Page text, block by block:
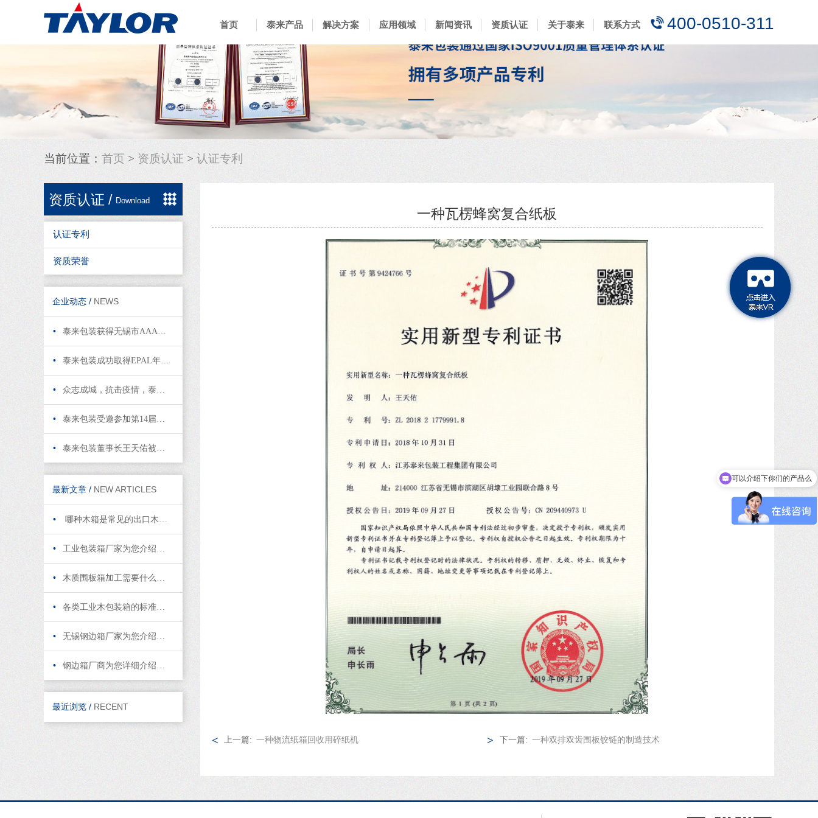
400-0510-311
首页 泰来产品 解决方案 应用领域 新闻资讯 资质认证 关于泰来 联系方式
当前位置： 首页> 资质认证 > 认证专利
资质认证 / Download
认证专利
资质荣誉
企业动态 / NEWS
• 泰来包装获得无锡市AAA级重合同守信用企业称号
• 泰来包装成功取得EPAL年度执照
• 众志成城，抗击疫情，泰来在行动！
• 泰来包装受邀参加第14届中国托盘国际会议
• 泰来包装董事长王天佑被任命为市工商联（总商会）执委（理事）
最新文章 / NEW ARTICLES
• 哪种木箱是常见的出口木箱？
• 工业包装箱厂家为您介绍该如何提高现代包装设计的品质？
• 木质围板箱加工需要什么设备,设计规范以及工艺?
• 各类工业木包装箱的标准及分类
• 无锡钢边箱厂家为您介绍钢边箱生产到底需要哪些专业设备？
• 钢边箱厂商为您详细介绍下怎样处理钢边箱的回收利用问题？
最近浏览 / RECENT
一种瓦楞蜂窝复合纸板
< 上一篇: 一种物流纸箱回收用碎纸机 > 下一篇: 一种双排双齿围板铰链的制造技术
可以介绍下你们的产品么